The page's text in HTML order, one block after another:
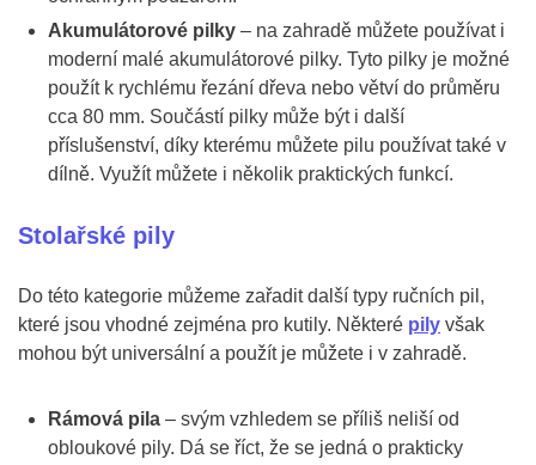
Akumulátorové pilky – na zahradě můžete používat i
moderní malé akumulátorové pilky. Tyto pilky je možné
použít k rychlému řezání dřeva nebo větví do průměru
cca 80 mm. Součástí pilky může být i další
příslušenství, díky kterému můžete pilu používat také v
dílně. Využít můžete i několik praktických funkcí.
Stolařské pily
Do této kategorie můžeme zařadit další typy ručních pil,
které jsou vhodné zejména pro kutily. Některé pily však
mohou být universální a použít je můžete i v zahradě.
Rámová pila – svým vzhledem se příliš neliší od
obloukové pily. Dá se říct, že se jedná o prakticky